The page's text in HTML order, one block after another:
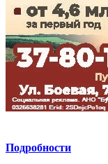
Подробности